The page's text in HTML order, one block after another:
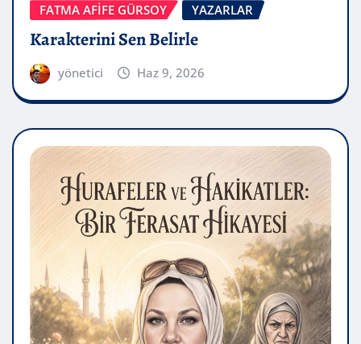
FATMA AFİFE GÜRSOY YAZARLAR
Karakterini Sen Belirle
yönetici Haz 9, 2026